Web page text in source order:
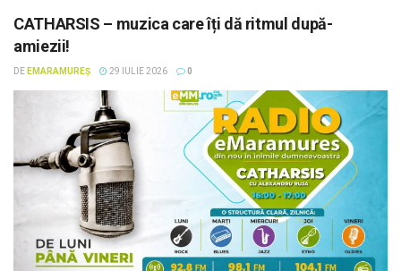
CATHARSIS – muzica care îți dă ritmul după-
amiezii!
DE EMARAMUREȘ 29 IULIE 2026 0